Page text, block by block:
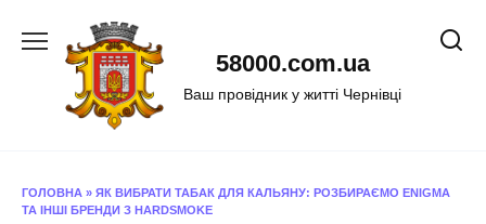
58000.com.ua
Ваш провідник у житті Чернівці
ГОЛОВНА » ЯК ВИБРАТИ ТАБАК ДЛЯ КАЛЬЯНУ: РОЗБИРАЄМО ENIGMA
ТА ІНШІ БРЕНДИ З HARDSMOKE